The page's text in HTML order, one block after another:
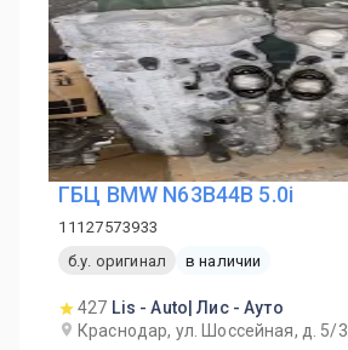
ГБЦ BMW N63B44B 5.0i
11127573933
б.у. оригинал
в наличии
427 Lis - Auto| Лис - Ауто
Краснодар, ул. Шоссейная, д. 5/3